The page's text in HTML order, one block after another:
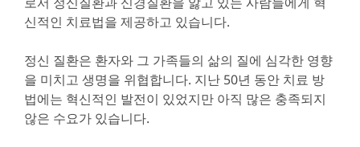
신적인 치료법을 제공하고 있습니다.
정신 질환은 환자와 그 가족들의 삶의 질에 심각한 영향
을 미치고 생명을 위협합니다. 지난 50년 동안 치료 방
법에는 혁신적인 발전이 있었지만 아직 많은 충족되지
않은 수요가 있습니다.